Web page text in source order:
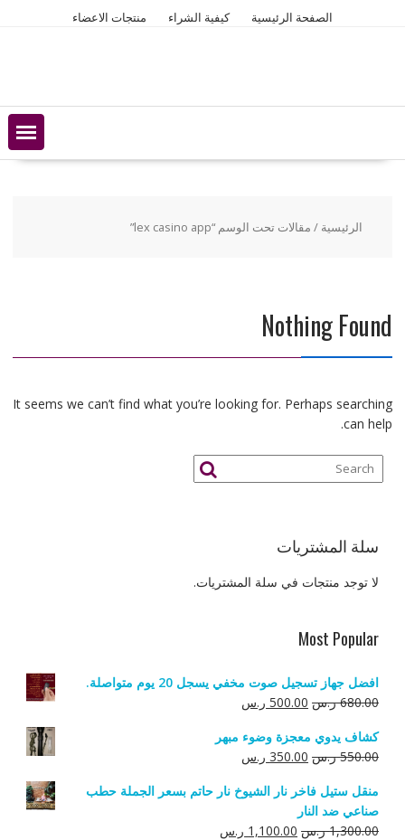
الصفحة الرئيسية كيفية الشراء منتجات الاعضاء
الرئيسية / مقالات تحت الوسم “lex casino app”
Nothing Found
It seems we can’t find what you’re looking for. Perhaps searching
can help.
سلة المشتريات
لا توجد منتجات في سلة المشتريات.
Most Popular
افضل جهاز تسجيل صوت مخفي يسجل 20 يوم متواصلة.
680.00 ر.س السعر
هو:
680.00 ر.س.
500.00 ر.سالسعر
هو:
500.00 ر.س.
كشاف يدوي معجزة وضوء مبهر
550.00 ر.س السعر
هو:
550.00 ر.س.
350.00 ر.سالسعر
هو:
منقل ستيل فاخر نار الشيوخ نار حاتم بسعر الجملة حطب
صناعي ضد النار
1,300.00 ر.س السعر
1,100.00 ر.سالسعر